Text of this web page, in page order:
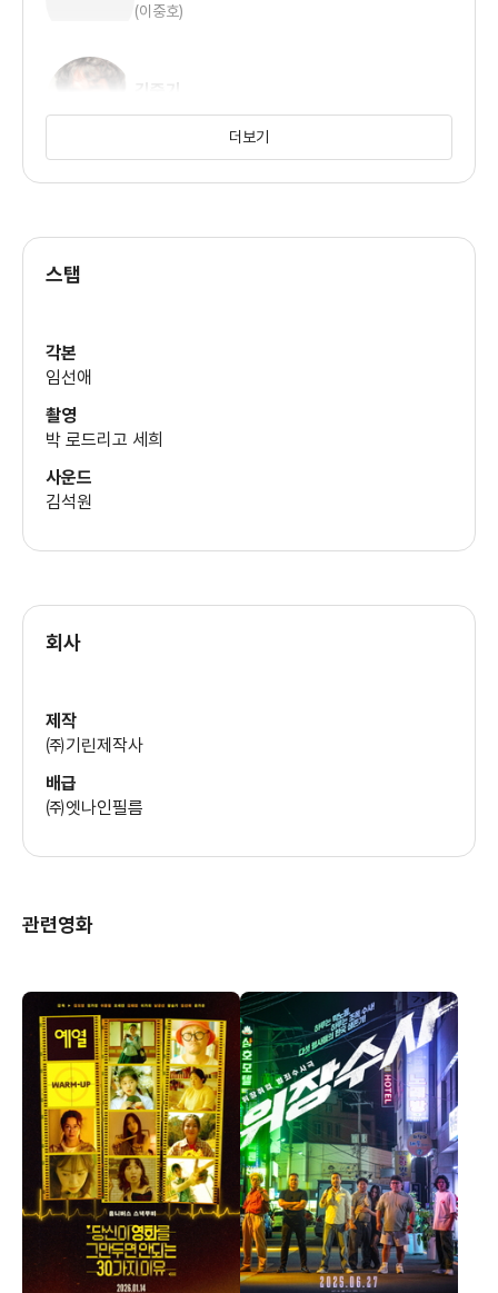
(이중호)
김중기
(고형사)
더보기
스탭
각본
임선애
촬영
박 로드리고 세희
사운드
김석원
회사
제작
㈜기린제작사
배급
㈜엣나인필름
관련영화